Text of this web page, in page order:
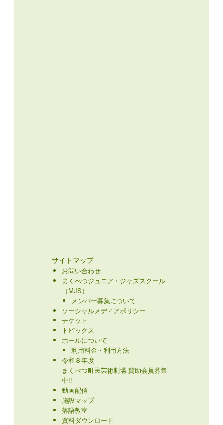
サイトマップ
お問い合わせ
まくべつジュニア・ジャズスクール
（MJS）
メンバー募集について
ソーシャルメディアポリシー
チケット
トピックス
ホールについて
利用料金・利用方法
令和８年度
まくべつ町民芸術劇場 賛助会員募集
中!!
動画配信
施設マップ
落語教室
資料ダウンロード